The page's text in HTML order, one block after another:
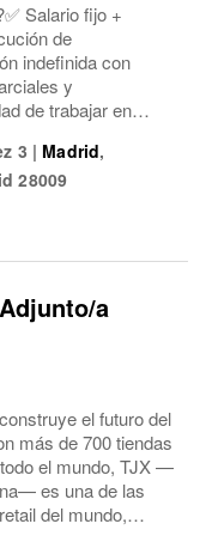
Salario fijo +
de
indefinida con
y
de trabajar en
a domingo, de
la...
3 | Madrid,
28009
a
el futuro del
más de 700 tiendas
el mundo, TJX —
es una de las
del mundo,